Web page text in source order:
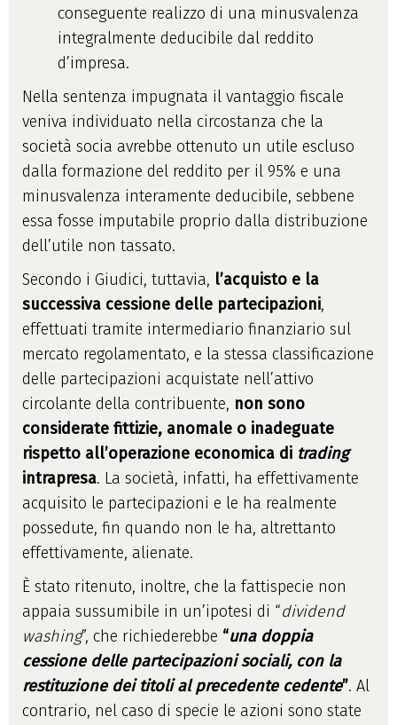
conseguente realizzo di una minusvalenza
integralmente deducibile dal reddito
d’impresa.
Nella sentenza impugnata il vantaggio fiscale
veniva individuato nella circostanza che la
società socia avrebbe ottenuto un utile escluso
dalla formazione del reddito per il 95% e una
minusvalenza interamente deducibile, sebbene
essa fosse imputabile proprio dalla distribuzione
dell’utile non tassato.
Secondo i Giudici, tuttavia, l’acquisto e la
successiva cessione delle partecipazioni,
effettuati tramite intermediario finanziario sul
mercato regolamentato, e la stessa classificazione
delle partecipazioni acquistate nell’attivo
circolante della contribuente, non sono
considerate fittizie, anomale o inadeguate
rispetto all’operazione economica di trading
intrapresa. La società, infatti, ha effettivamente
acquisito le partecipazioni e le ha realmente
possedute, fin quando non le ha, altrettanto
effettivamente, alienate.
È stato ritenuto, inoltre, che la fattispecie non
appaia sussumibile in un’ipotesi di “dividend
washing”, che richiederebbe “una doppia
cessione delle partecipazioni sociali, con la
restituzione dei titoli al precedente cedente”. Al
contrario, nel caso di specie le azioni sono state